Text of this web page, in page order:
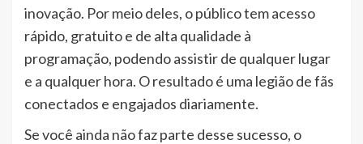
inovação. Por meio deles, o público tem acesso
rápido, gratuito e de alta qualidade à
programação, podendo assistir de qualquer lugar
e a qualquer hora. O resultado é uma legião de fãs
conectados e engajados diariamente.
Se você ainda não faz parte desse sucesso, o